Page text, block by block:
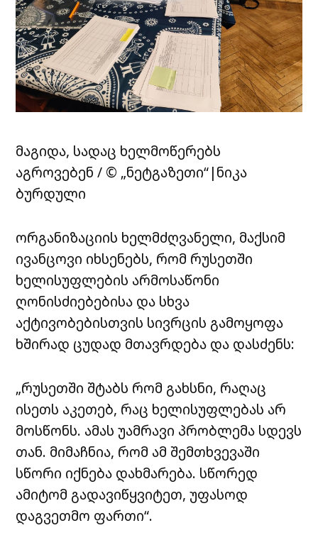
მაგიდა, სადაც ხელმოწერებს
აგროვებენ / © „ნეტგაზეთი“|ნიკა
ბურდული
ორგანიზაციის ხელმძღვანელი, მაქსიმ
ივანცოვი იხსენებს, რომ რუსეთში
ხელისუფლების არმოსაწონი
ღონისძიებებისა და სხვა
აქტივობებისთვის სივრცის გამოყოფა
ხშირად ცუდად მთავრდება და დასძენს:
„რუსეთში შტაბს რომ გახსნი, რაღაც
ისეთს აკეთებ, რაც ხელისუფლებას არ
მოსწონს. ამას უამრავი პრობლემა სდევს
თან. მიმაჩნია, რომ ამ შემთხვევაში
სწორი იქნება დახმარება. სწორედ
ამიტომ გადავიწყვიტეთ, უფასოდ
დაგვეთმო ფართი“.